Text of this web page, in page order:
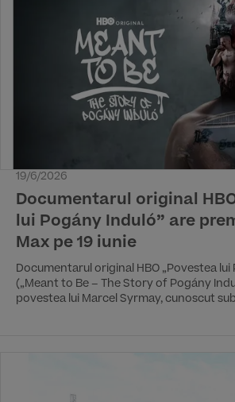
19/6/2026
Documentarul original
lui Pogány Induló” are
Max pe 19 iunie
Documentarul original HBO „Povestea lui
(„Meant to Be – The Story of Pogány
povestea lui Marcel Syrmay, cunoscut